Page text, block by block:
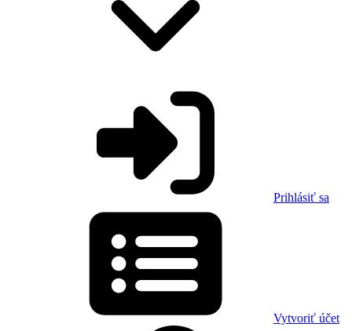
Prihlásiť sa
Vytvoriť účet